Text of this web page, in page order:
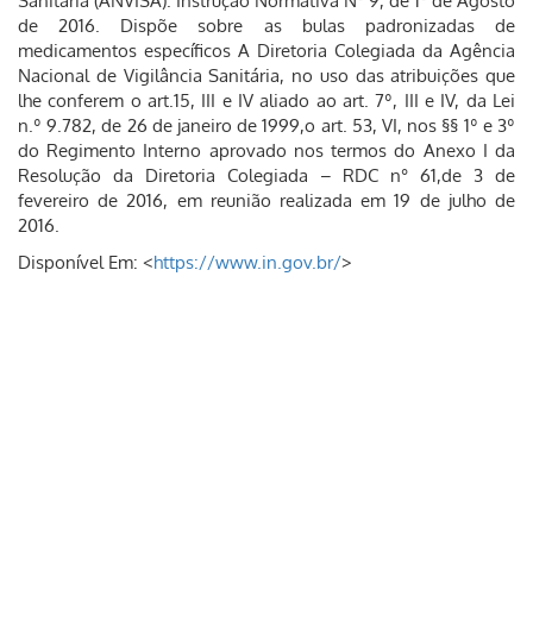
de 2016. Dispõe sobre as bulas padronizadas de
medicamentos específicos A Diretoria Colegiada da Agência
Nacional de Vigilância Sanitária, no uso das atribuições que
lhe conferem o art.15, III e IV aliado ao art. 7º, III e IV, da Lei
n.º 9.782, de 26 de janeiro de 1999,o art. 53, VI, nos §§ 1º e 3º
do Regimento Interno aprovado nos termos do Anexo I da
Resolução da Diretoria Colegiada – RDC n° 61,de 3 de
fevereiro de 2016, em reunião realizada em 19 de julho de
2016.
Disponível Em: <https://www.in.gov.br/>